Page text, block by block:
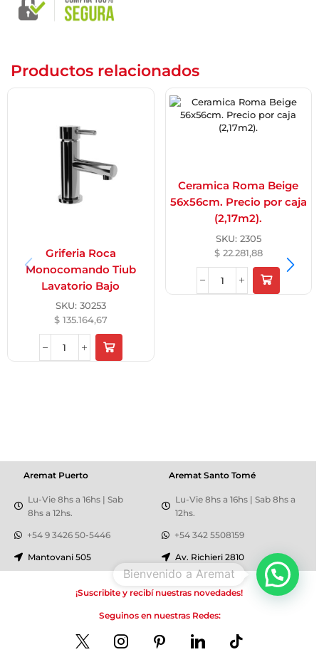
Productos relacionados
Griferia Roca
Monocomando Tiub
Lavatorio Bajo
SKU: 30253
$135.164,67
Ceramica Roma Beige
56x56cm. Precio por caja
(2,17m2).
SKU: 2305
$22.281,88
Aremat Santo Tomé
Lu-Vie 8hs a 16hs | Sab 8hs a
12hs.
+54 342 5508159
Av. Richieri 2810
Aremat Puerto
Lu-Vie 8hs a 16hs | Sab
8hs a 12hs.
+54 9 3426 50-5446
Mantovani 505
¡Suscribite y recibí nuestras novedades!
Seguinos en nuestras Redes:
Bienvenido a Aremat